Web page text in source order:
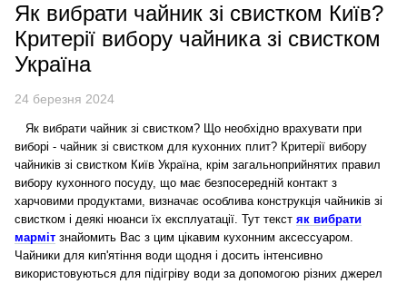
Як вибрати чайник зі свистком Київ?
Критерії вибору чайника зі свистком
Україна
24 березня 2024
Як вибрати чайник зі свистком? Що необхідно врахувати при
виборі - чайник зі свистком для кухонних плит? Критерії вибору
чайників зі свистком Київ Україна, крім загальноприйнятих правил
вибору кухонного посуду, що має безпосередній контакт з
харчовими продуктами, визначає особлива конструкція чайників зі
свистком і деякі нюанси їх експлуатації. Тут текст як вибрати
марміт знайомить Вас з цим цікавим кухонним аксессуаром.
Чайники для кип'ятіння води щодня і досить інтенсивно
використовуються для підігріву води за допомогою різних джерел